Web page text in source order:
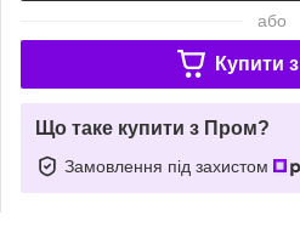
або
Купити з
Що таке купити з Пром?
Замовлення під захистом